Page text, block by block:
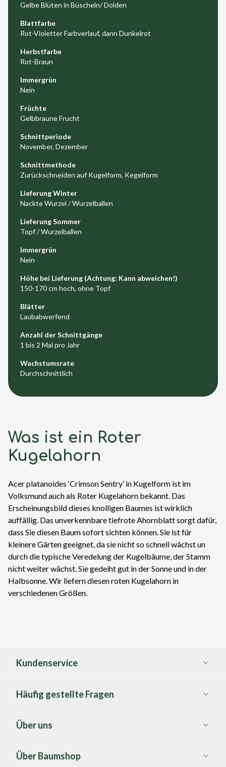
Gelbe Blüten in Büscheln/ Dolden
Blattfarbe
Rot-Violetter Farbverlauf, dann Dunkelrot
Herbstfarbe
Rot-Braun
Immergrün
Nein
Früchte
Gelbbraune Frucht
Schnittperiode
November, Dezember
Schnittmethode
Zurückschneiden auf Kugelform, Kegelform
Lieferung Winter
Nackte Wurzel / Wurzelballen
Lieferung Sommer
Topf / Wurzelballen
Immergrün
Nein
Höhe bei Lieferung (Achtung: Kann abweichen!)
150-170 cm hoch, ohne Topf
Blätter
Laubabwerfend
Anzahl der Schnittgänge
1 bis 2 Mal pro Jahr
Wachstumsrate
Durchschnittlich
Was ist ein Roter
Kugelahorn
Acer platanoides ‘Crimson Sentry’ in Kugelform ist im
Volksmund auch als Roter Kugelahorn bekannt. Das
Erscheinungsbild dieses knolligen Baumes ist wirklich
auffällig. Das unverkennbare tiefrote Ahornblatt sorgt dafür,
dass Sie diesen Baum sofort sichten können. Sie ist für
kleinere Gärten geeignet, da sie nicht so schnell wächst un
durch die typische Veredelung der Kugelbäume, der Stamm
nicht weiter wächst. Sie gedeiht gut in der Sonne und in der
Halbsonne. Wir liefern diesen roten Kugelahorn in
verschiedenen Größen.
Kundenservice
Häufig gestellte Fragen
Über uns
Über Baumshop